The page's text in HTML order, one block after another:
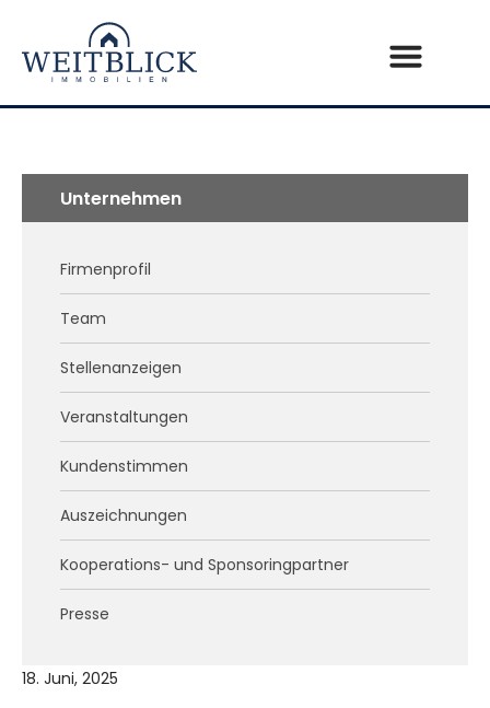
18. Juni, 2025
Unternehmen
Firmenprofil
Team
Stellenanzeigen
Veranstaltungen
Kundenstimmen
Auszeichnungen
Kooperations- und Sponsoringpartner
Presse